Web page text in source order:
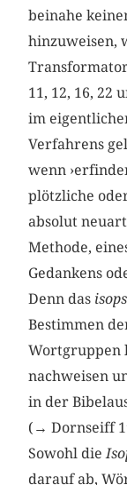
beinahe
hinzuweisen,
11, 12, 16, 22
im
Verfahrens
wenn
plötzliche
absolut
Methode,
Gedankens
Denn das
Bestimmen
Wortgruppen
nachweisen
in der
(→ Dornseiff
Sowohl die
darauf ab,